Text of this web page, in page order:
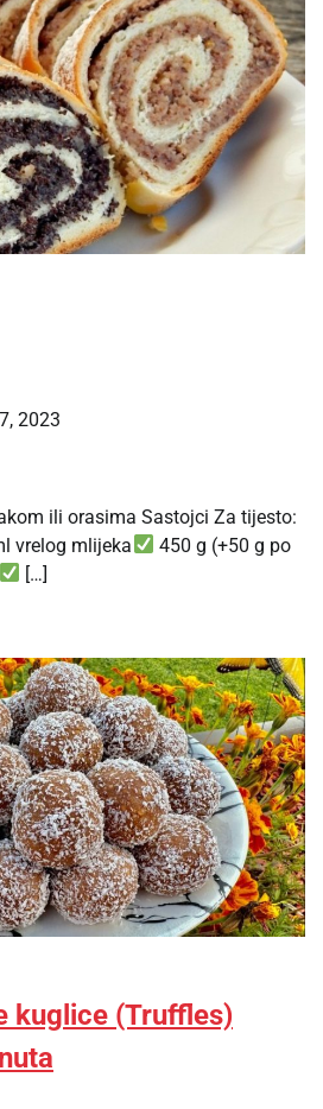
2023
ili orasima Sastojci Za tijesto:
vrelog mlijeka
450 g (+50 g po
[…]
kuglice (Truffles)